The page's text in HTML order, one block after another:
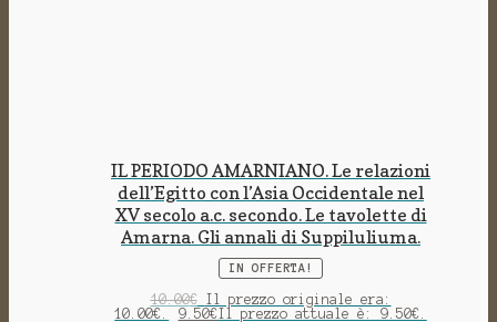
IL PERIODO AMARNIANO. Le relazioni
dell’Egitto con l’Asia Occidentale nel
XV secolo a.c. secondo. Le tavolette di
Amarna. Gli annali di Suppiluliuma.
IN OFFERTA!
10.00€
Il prezzo originale era:
10.00€.
9.50€Il prezzo attuale è: 9.50€.